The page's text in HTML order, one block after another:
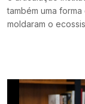
também uma
moldaram o